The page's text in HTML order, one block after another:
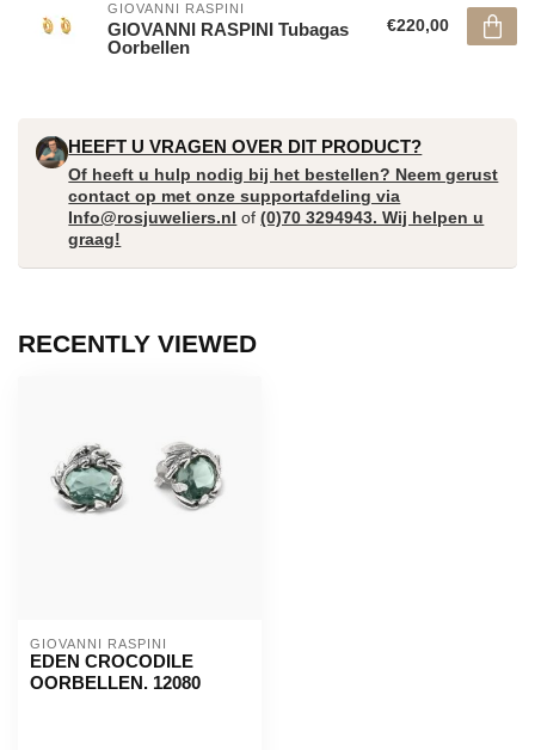
GIOVANNI RASPINI
GIOVANNI RASPINI Tubagas
Oorbellen
€220,00
HEEFT U VRAGEN OVER DIT PRODUCT?
Of heeft u hulp nodig bij het bestellen? Neem gerust
contact op met onze supportafdeling via
Info@rosjuweliers.nl of(0)70 3294943. Wij helpen u
graag!
RECENTLY VIEWED
GIOVANNI RASPINI
EDEN CROCODILE
OORBELLEN. 12080